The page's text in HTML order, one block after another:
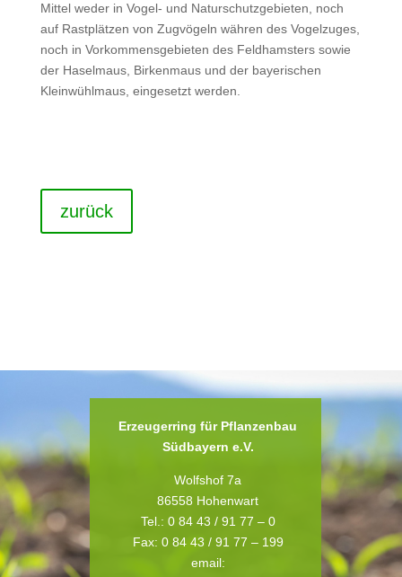
Mittel weder in Vogel- und Naturschutzgebieten, noch
auf Rastplätzen von Zugvögeln währen des Vogelzuges,
noch in Vorkommensgebieten des Feldhamsters sowie
der Haselmaus, Birkenmaus und der bayerischen
Kleinwühlmaus, eingesetzt werden.
zurück
Erzeugerring für Pflanzenbau
Südbayern e.V.
Wolfshof 7a
86558 Hohenwart
Tel.: 0 84 43 / 91 77 – 0
Fax: 0 84 43 / 91 77 – 199
email: